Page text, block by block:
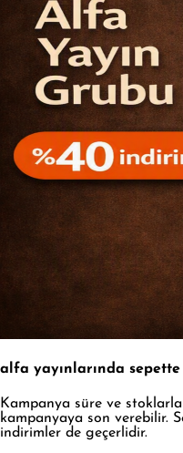
alfa yayınlarında
Kampanya süre ve stoklarla
kampanyaya son verebilir.
indirimler de geçerlidir.